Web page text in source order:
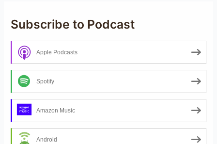
Subscribe to Podcast
Apple Podcasts
Spotify
Amazon Music
Android